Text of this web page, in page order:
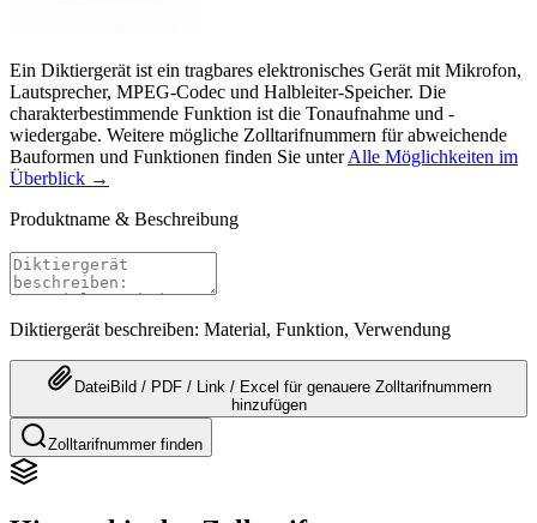
Ein Diktiergerät ist ein tragbares elektronisches Gerät mit Mikrofon,
Lautsprecher, MPEG-Codec und Halbleiter-Speicher. Die
charakterbestimmende Funktion ist die Tonaufnahme und -
wiedergabe. Weitere mögliche Zolltarifnummern für abweichende
Bauformen und Funktionen finden Sie unterAlle Möglichkeiten im
Überblick →
Produktname & Beschreibung
Diktiergerät beschreiben: Material, Funktion, Verwendung
Datei Bild / PDF / Link / Excel für genauere Zolltarifnummern
hinzufügen
Zolltarifnummer finden